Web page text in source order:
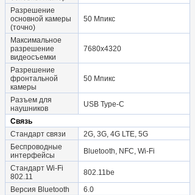
Разрешение
основной камеры
(точно)
50 Мпикс
Максимальное
разрешение
видеосъемки
7680x4320
Разрешение
фронтальной
камеры
50 Мпикс
Разъем для
наушников
USB Type-C
Связь
Стандарт связи
2G, 3G, 4G LTE, 5G
Беспроводные
интерфейсы
Bluetooth, NFC, Wi-Fi
Стандарт Wi-Fi
802.11
802.11be
Версия Bluetooth
6.0